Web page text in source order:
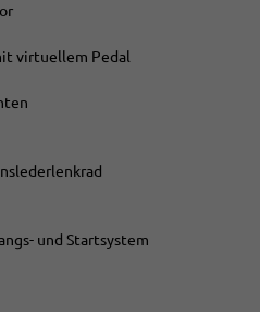
virtuellem Pedal
und Startsystem